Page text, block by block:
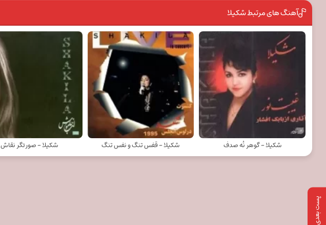
پست بعدی
آهنگ های مرتبط شکيلا
شکيلا - گوهر نُه صدف شکيلا - قفس تنگ و نفس تنگ شکيلا - صورتگر نقاش